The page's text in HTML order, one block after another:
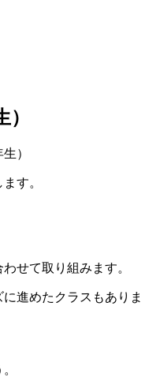
）
す。
せて取り組みます。
進めたクラスもありま